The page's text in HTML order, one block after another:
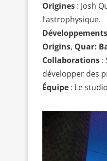
Origines : Josh
l’astrophysique.
Origins, Quar:
Collaborations :
développer des
Équipe : Le